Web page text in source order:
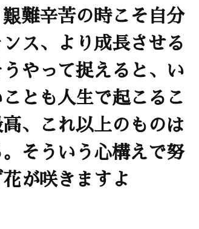
難辛苦の時こそ自分
ス、より成長させる
やって捉えると、い
とも人生で起こるこ
、これ以上のものは
そういう心構えで努
が咲きますよ